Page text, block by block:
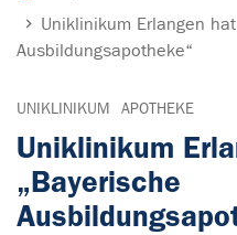
Uniklinikum Erlangen
Ausbildungsapotheke“
UNIKLINIKUM APOTHEKE
Uniklinikum
„Bayerische